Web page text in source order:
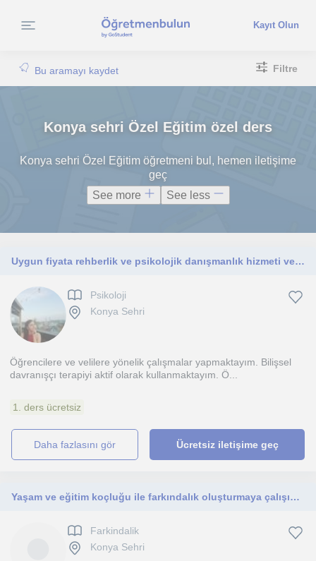
Kayıt Olun
Bu aramayı kaydet Filtre
Konya sehri Özel Eğitim özel ders
Konya sehri Özel Eğitim öğretmeni bul, hemen iletişime
geç
See more
See less
Uygun fiyata rehberlik ve psikolojik danışmanlık hizmeti veriyorum
Psikoloji
Konya Sehri
Öğrencilere ve velilere yönelik çalışmalar yapmaktayım. Bilişsel
davranışçı terapiyi aktif olarak kullanmaktayım. Ö...
1. ders ücretsiz
daha fazlasını gör Ücretsiz iletişime geç
Yaşam ve eğitim koçluğu ile farkındalık oluşturmaya çalışıyorum
Farkindalik
Konya Sehri